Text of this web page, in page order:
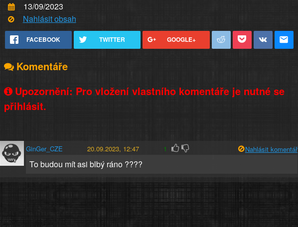
13/09/2023
Nahlásit obsah
FACEBOOK TWITTER GOOGLE+
Komentáře
Upozornění: Pro vložení vlastního komentáře je nutné se
přihlásit.
GinGer_CZE 20.09.2023, 12:47 1 Nahlásit komentář
To budou mít asi blbý ráno ????